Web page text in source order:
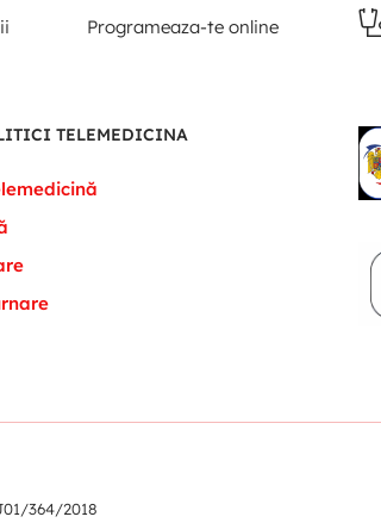
Programeaza-te online
TELEMEDICINA
364/2018